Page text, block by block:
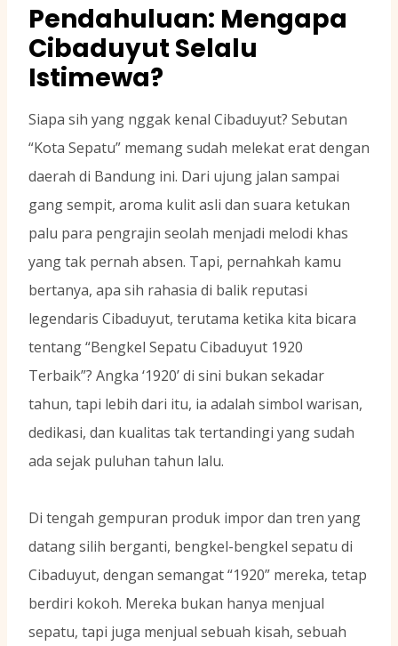
Pendahuluan: Mengapa
Cibaduyut Selalu
Istimewa?
Siapa sih yang nggak kenal Cibaduyut? Sebutan
“Kota Sepatu” memang sudah melekat erat dengan
daerah di Bandung ini. Dari ujung jalan sampai
gang sempit, aroma kulit asli dan suara ketukan
palu para pengrajin seolah menjadi melodi khas
yang tak pernah absen. Tapi, pernahkah kamu
bertanya, apa sih rahasia di balik reputasi
legendaris Cibaduyut, terutama ketika kita bicara
tentang “Bengkel Sepatu Cibaduyut 1920
Terbaik”? Angka ‘1920’ di sini bukan sekadar
tahun, tapi lebih dari itu, ia adalah simbol warisan,
dedikasi, dan kualitas tak tertandingi yang sudah
ada sejak puluhan tahun lalu.
Di tengah gempuran produk impor dan tren yang
datang silih berganti, bengkel-bengkel sepatu di
Cibaduyut, dengan semangat “1920” mereka, tetap
berdiri kokoh. Mereka bukan hanya menjual
sepatu, tapi juga menjual sebuah kisah, sebuah